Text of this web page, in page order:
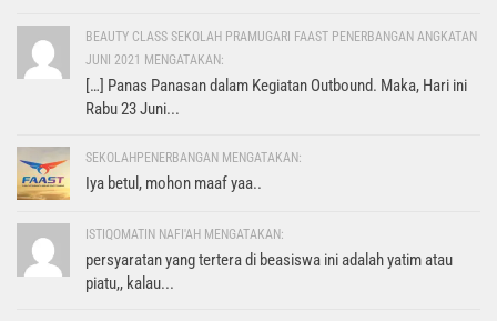
BEAUTY CLASS SEKOLAH PRAMUGARI FAAST PENERBANGAN ANGKATAN
JUNI 2021 MENGATAKAN:
[…] Panas Panasan dalam Kegiatan Outbound. Maka, Hari ini
Rabu 23 Juni...
SEKOLAHPENERBANGAN MENGATAKAN:
Iya betul, mohon maaf yaa..
ISTIQOMATIN NAFI'AH MENGATAKAN:
persyaratan yang tertera di beasiswa ini adalah yatim atau
piatu,, kalau...